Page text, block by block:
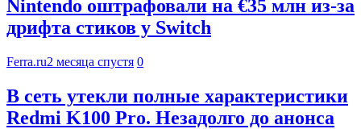
Nintendo оштрафовали на €35 млн из-за
дрифта стиков у Switch
Ferra.ru2 месяца спустя 0
В сеть утекли полные характеристики
Redmi K100 Pro. Незадолго до анонса